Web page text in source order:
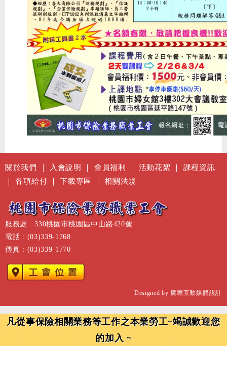
關於我們 ｜ 入會說明 ｜ 會員福利 ｜ 活動花絮 ｜ 課程資訊
｜各項給付 ｜下載專區 ｜相關法規
服務處 : 330桃園市桃園區中山路420號
電話 : (03)339-1768
傳真 : (03)339-1770
Designed by 廣瞻互動媒體設計
凡從事保險相關業務等工作之本業勞工~竭誠歡迎您
的加入 ~